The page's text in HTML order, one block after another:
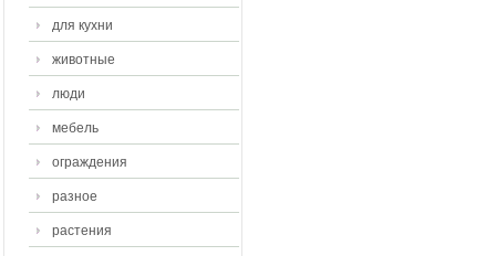
для кухни
животные
люди
мебель
ограждения
разное
растения